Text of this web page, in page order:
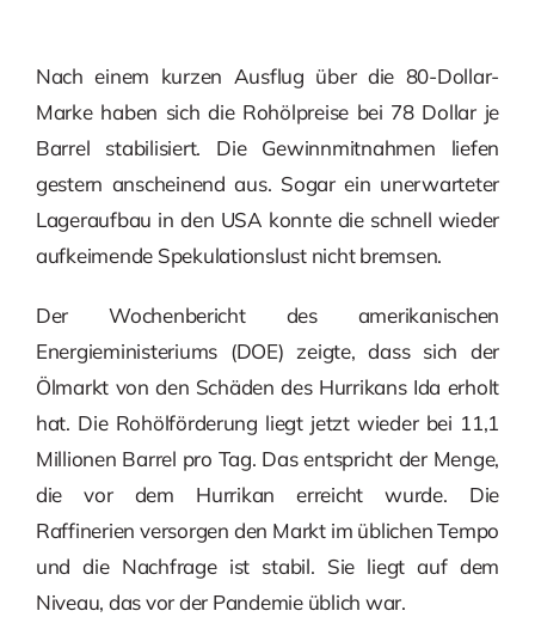
Nach einem kurzen Ausflug über die 80-Dollar-
Marke haben sich die Rohölpreise bei 78 Dollar je
Barrel stabilisiert. Die Gewinnmitnahmen liefen
gestern anscheinend aus. Sogar ein unerwarteter
Lageraufbau in den USA konnte die schnell wieder
aufkeimende Spekulationslust nicht bremsen.
Der Wochenbericht des amerikanischen
Energieministeriums (DOE) zeigte, dass sich der
Ölmarkt von den Schäden des Hurrikans Ida erholt
hat. Die Rohölförderung liegt jetzt wieder bei 11,1
Millionen Barrel pro Tag. Das entspricht der Menge,
die vor dem Hurrikan erreicht wurde. Die
Raffinerien versorgen den Markt im üblichen Tempo
und die Nachfrage ist stabil. Sie liegt auf dem
Niveau, das vor der Pandemie üblich war.